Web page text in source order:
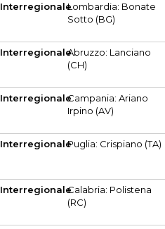
InterregionaleLombardia: Bonate
Sotto (BG)
InterregionaleAbruzzo: Lanciano
(CH)
InterregionaleCampania: Ariano
Irpino (AV)
InterregionalePuglia: Crispiano (TA)
InterregionaleCalabria: Polistena
(RC)